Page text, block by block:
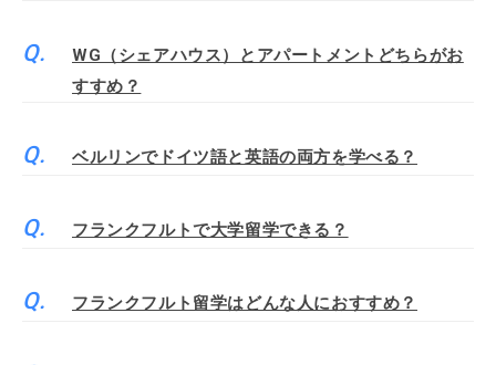
WG（シェアハウス）とアパートメントどちらがお
すすめ？
ベルリンでドイツ語と英語の両方を学べる？
フランクフルトで大学留学できる？
フランクフルト留学はどんな人におすすめ？